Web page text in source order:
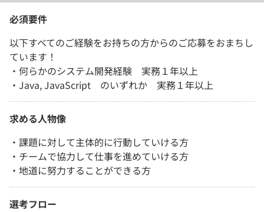
必須要件
以下すべてのご経験をお持ちの方からのご応募をおまちし
ています！
・何らかのシステム開発経験 実務１年以上
・Java, JavaScript のいずれか 実務１年以上
求める人物像
・課題に対して主体的に行動していける方
・チームで協力して仕事を進めていける方
・地道に努力することができる方
選考フロー